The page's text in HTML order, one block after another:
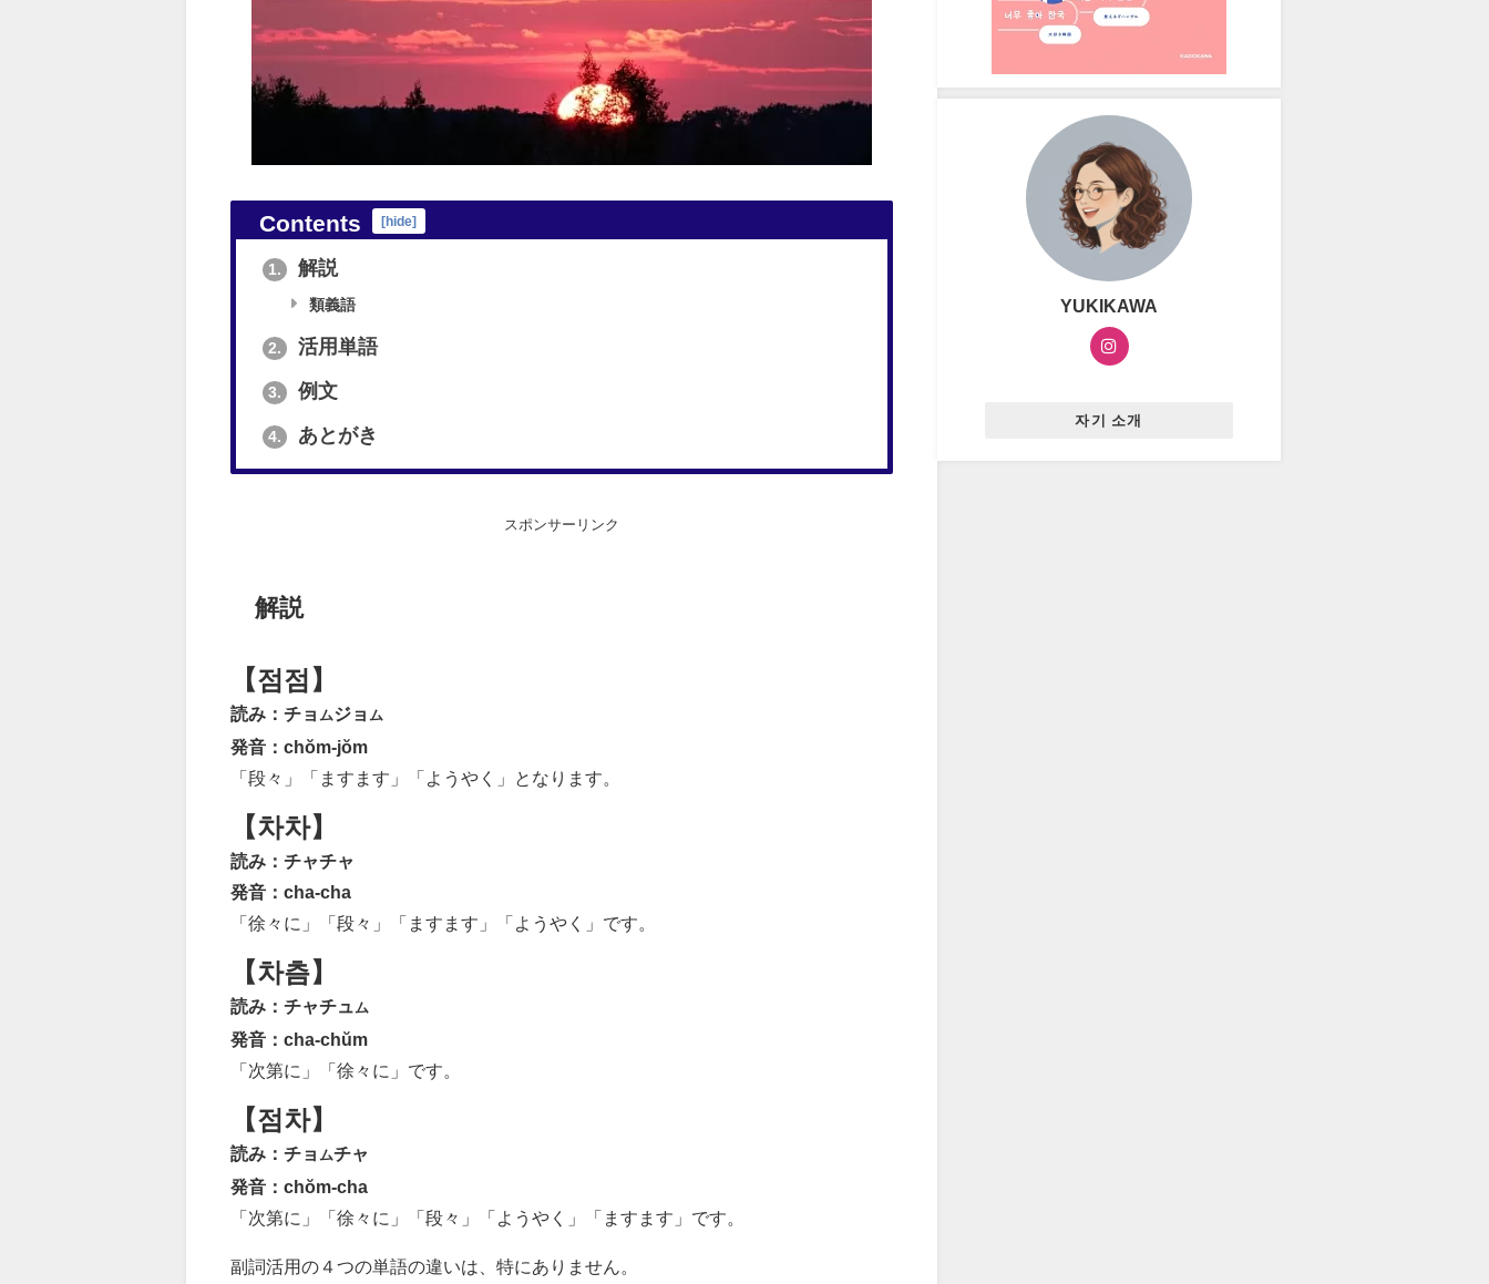
Contents [hide]
1. 解説
類義語
2. 活用単語
3. 例文
4. あとがき
スポンサーリンク
解説
【점점】
読み：チョ ムジョ ム
発音：chŏm-jŏm
「段々」「ますます」「ようやく」となります。
【차차】
読み：チャチャ
発音：cha-cha
「徐々に」「段々」「ますます」「ようやく」です。
【차츰】
読み：チャチュ ム
発音：cha-chŭm
「次第に」「徐々に」です。
【점차】
読み：チョ ムチャ
発音：chŏm-cha
「次第に」「徐々に」「段々」「ようやく」「ますます」です。
副詞活用の４つの単語の違いは、特にありません。
YUKIKAWA
자기 소개